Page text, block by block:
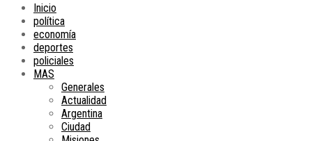
Inicio
política
economía
deportes
policiales
MAS
Generales
Actualidad
Argentina
Ciudad